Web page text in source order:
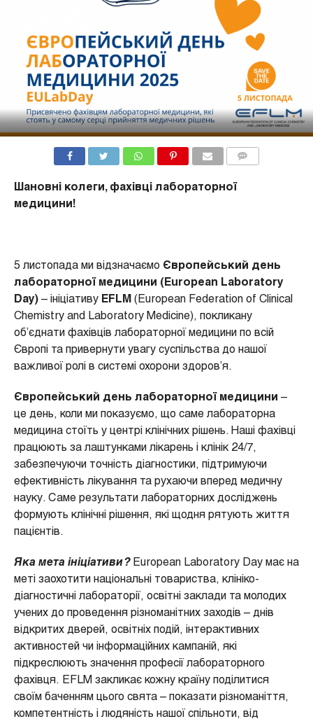
Шановні колеги, фахівці лабораторної
медицини!
5 листопада ми відзначаємо Європейський день
лабораторної медицини (European Laboratory
Day)– ініціативу EFLM (European Federation of Clinical
Chemistry and Laboratory Medicine), покликану
об’єднати фахівців лабораторної медицини по всій
Європі та привернути увагу суспільства до нашої
важливої ролі в системі охорони здоров’я.
Європейський день лабораторної медицини –
це день, коли ми показуємо, що саме лабораторна
медицина стоїть у центрі клінічних рішень. Наші фахівці
працюють за лаштунками лікарень і клінік 24/7,
забезпечуючи точність діагностики, підтримуючи
ефективність лікування та рухаючи вперед медичну
науку. Саме результати лабораторних досліджень
формують клінічні рішення, які щодня рятують життя
пацієнтів.
Яка мета ініціативи? European Laboratory Day має на
меті заохотити національні товариства, клініко-
діагностичні лабораторії, освітні заклади та молодих
учених до проведення різноманітних заходів – днів
відкритих дверей, освітніх подій, інтерактивних
активностей чи інформаційних кампаній, які
підкреслюють значення професії лабораторного
фахівця. EFLM закликає кожну країну поділитися
своїм баченням цього свята – показати різноманіття,
компетентність і людяність нашої спільноти, від